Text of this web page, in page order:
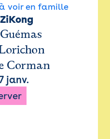
voir en famille
Corman
janv.